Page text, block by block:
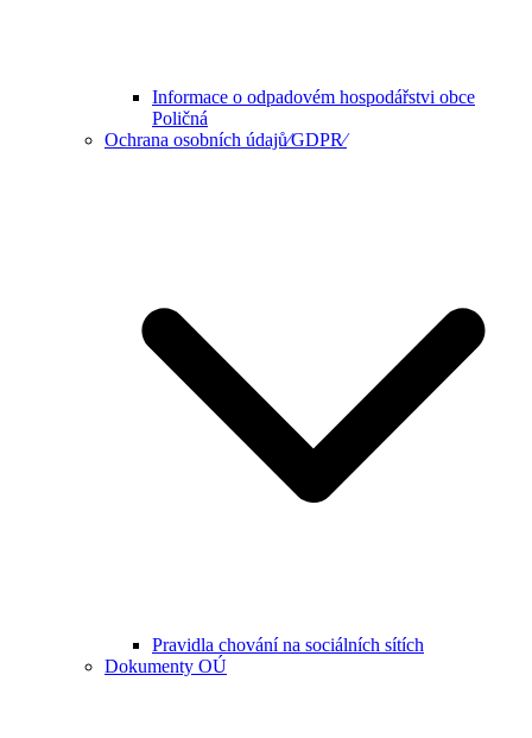
Informace o odpadovém hospodářstvi obce
Poličná
Ochrana osobních údajů⁄GDPR⁄
Pravidla chování na sociálních sítích
Dokumenty OÚ